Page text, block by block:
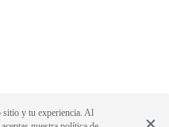
sitio y tu experiencia. Al